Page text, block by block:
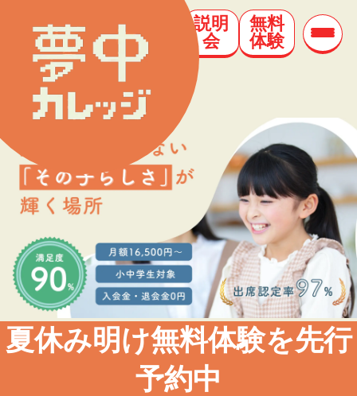
説明
会
無料
体験
夏休み明け無料体験を先行
予約中